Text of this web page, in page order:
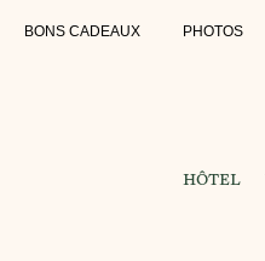
BONS CADEAUX PHOTOS
HÔTEL